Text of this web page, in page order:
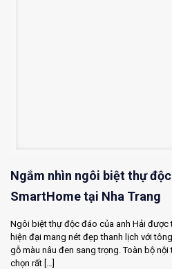
Ngắm nhìn ngôi biệt thự
SmartHome tại Nha Trang
Ngôi biệt thự độc đáo của anh Hải được
hiện đại mang nét đẹp thanh lịch với
gỗ màu nâu đen sang trọng. Toàn bộ
chọn rất […]